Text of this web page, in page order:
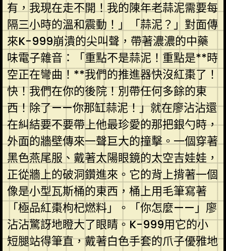
有，我現在走不開！我的陳年老蒜泥需要每
隔三小時的溫和震動！」「蒜泥？」對面傳
來K-999崩潰的尖叫聲，帶著濃濃的中藥
味電子雜音：「重點不是蒜泥！重點是**時
空正在彎曲！**我們的推進器快沒紅棗了！
快！我們在你的後院！別帶任何多餘的東
西！除了——你那缸蒜泥！」就在廖沾沾還
在糾結要不要帶上他最珍愛的那把銀勺時，
外面的牆壁傳來一聲巨大的撞擊。一個穿著
黑色燕尾服、戴著太陽眼鏡的太空吉娃娃，
正從牆上的破洞鑽進來。它的背上揹著一個
像是小型瓦斯桶的東西，桶上用毛筆寫著
「極品紅棗枸杞燃料」。「你怎麼——」廖
沾沾驚訝地瞪大了眼睛。K-999用它的小
短腿站得筆直，戴著白色手套的爪子優雅地